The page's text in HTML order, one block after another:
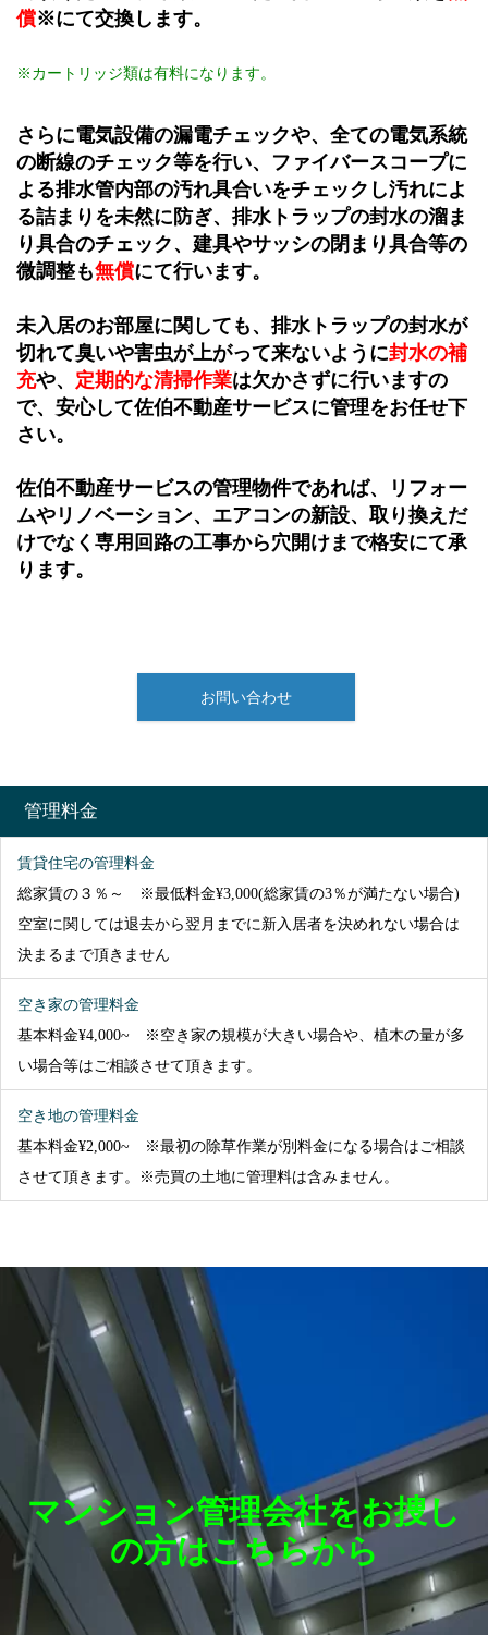
償※にて交換します。
※カートリッジ類は有料になります。
さらに電気設備の漏電チェックや、全ての電気系統
の断線のチェック等を行い、ファイバースコープに
よる排水管内部の汚れ具合いをチェックし汚れによ
る詰まりを未然に防ぎ、排水トラップの封水の溜ま
り具合のチェック、建具やサッシの閉まり具合等の
微調整も無償にて行います。
未入居のお部屋に関しても、排水トラップの封水が
切れて臭いや害虫が上がって来ないように封水の補
充や、 定期的な清掃作業は欠かさずに行いますの
で、安心して佐伯不動産サービスに管理をお任せ下
さい。
佐伯不動産サービスの管理物件であれば、リフォー
ムやリノベーション、エアコンの新設、取り換えだ
けでなく専用回路の工事から穴開けまで格安にて承
ります。
お問い合わせ
管理料金
賃貸住宅の管理料金
総家賃の３％～ ※最低料金¥3,000(総家賃の3％が満たない場合)
空室に関しては退去から翌月までに新入居者を決めれない場合は
決まるまで頂きません
空き家の管理料金
基本料金¥4,000~ ※空き家の規模が大きい場合や、植木の量が多
い場合等はご相談させて頂きます。
空き地の管理料金
基本料金¥2,000~ ※最初の除草作業が別料金になる場合はご相談
させて頂きます。※売買の土地に管理料は含みません。
マンション管理会社をお捜し
の方はこちらから